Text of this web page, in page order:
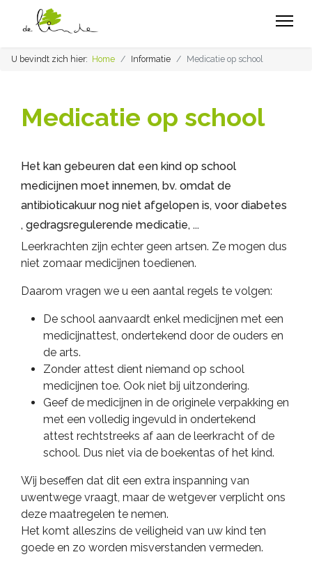
U bevindt zich hier: Home Informatie Medicatie op school
Medicatie op school
Het kan gebeuren dat een kind op school
medicijnen moet innemen, bv. omdat de
antibioticakuur nog niet afgelopen is, voor diabetes
, gedragsregulerende medicatie, ...
Leerkrachten zijn echter geen artsen. Ze mogen dus
niet zomaar medicijnen toedienen.
Daarom vragen we u een aantal regels te volgen:
De school aanvaardt enkel medicijnen met een
medicijnattest, ondertekend door de ouders en
de arts.
Zonder attest dient niemand op school
medicijnen toe. Ook niet bij uitzondering.
Geef de medicijnen in de originele verpakking en
met een volledig ingevuld in ondertekend
attest rechtstreeks af aan de leerkracht of de
school. Dus niet via de boekentas of het kind.
Wij beseffen dat dit een extra inspanning van
uwentwege vraagt, maar de wetgever verplicht ons
deze maatregelen te nemen.
Het komt alleszins de veiligheid van uw kind ten
goede en zo worden misverstanden vermeden.